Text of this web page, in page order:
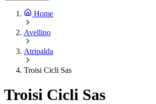
Home
Avellino
Atripalda
Troisi Cicli Sas
Troisi Cicli Sas